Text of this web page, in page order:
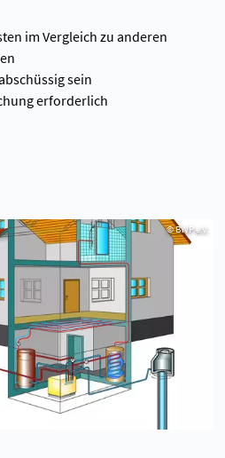
im Vergleich zu anderen
sein
erforderlich
© BWP e.V.